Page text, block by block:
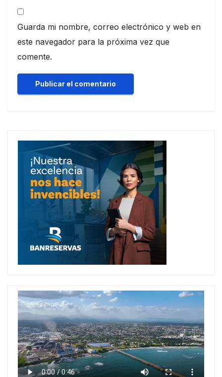
Guarda mi nombre, correo electrónico y web en
este navegador para la próxima vez que
comente.